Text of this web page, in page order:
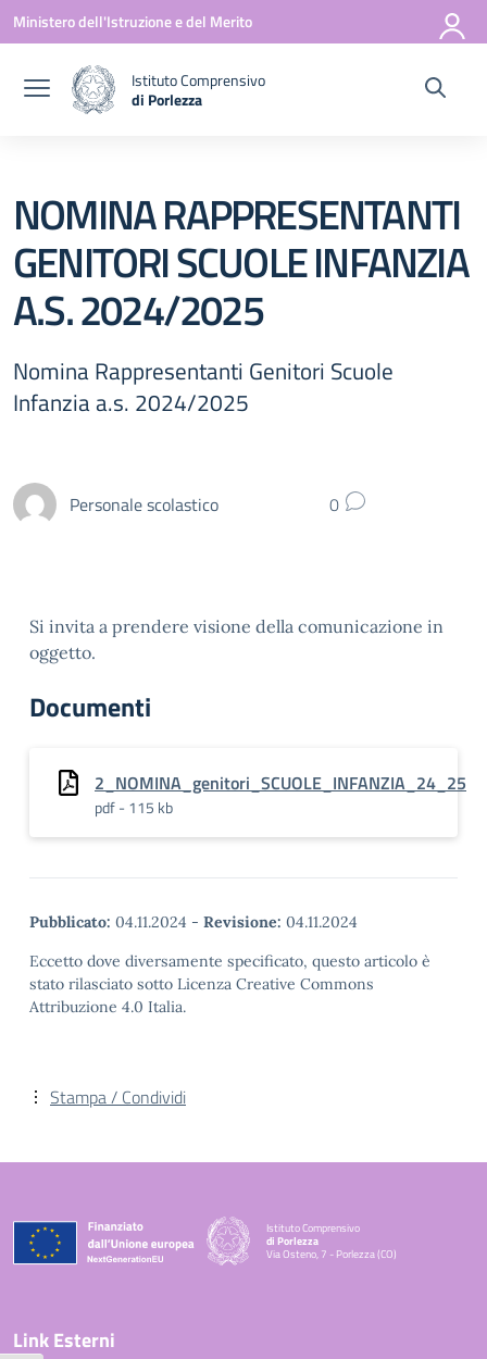
Vai ai contenuti
Vai al menu di navigazione
Vai al footer
Ministero dell'Istruzione e del Merito
Istituto Comprensivo
di Porlezza
NOMINA RAPPRESENTANTI
GENITORI SCUOLE INFANZIA
A.S. 2024/2025
Nomina Rappresentanti Genitori Scuole
Infanzia a.s. 2024/2025
Personale scolastico 0
Si invita a prendere visione della comunicazione in
oggetto.
Documenti
2_NOMINA_genitori_SCUOLE_INFANZIA_24_25
pdf - 115 kb
Pubblicato: 04.11.2024 - Revisione: 04.11.2024
Eccetto dove diversamente specificato, questo articolo è
stato rilasciato sotto Licenza Creative Commons
Attribuzione 4.0 Italia.
Stampa / Condividi
Istituto Comprensivo
di Porlezza
Via Osteno, 7 - Porlezza (CO)
Link Esterni